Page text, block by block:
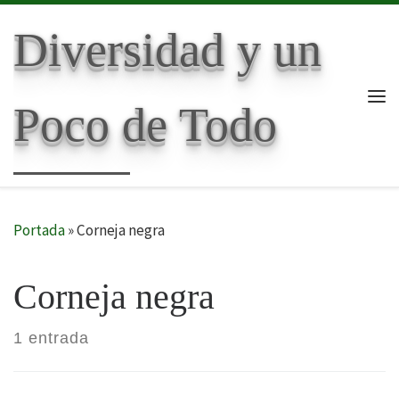
Diversidad y un
Poco de Todo
Portada»Corneja negra
Corneja negra
1 entrada